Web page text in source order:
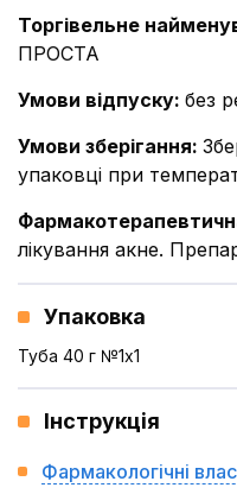
Торгівельне
ПРОСТА
Умови відпуску: без
Умови зберігання:
упаковці при
лікування акне.
Упаковка
Туба 40 г №1x1
Інструкція
Фармакологічні